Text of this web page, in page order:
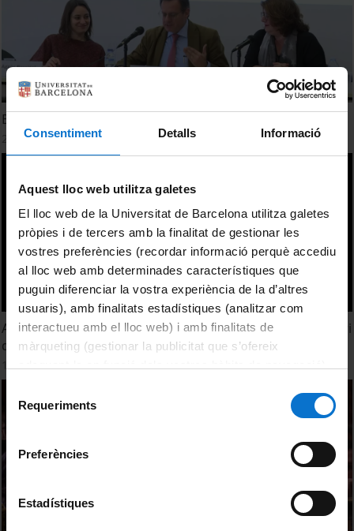
Consentiment Detalls Informació
Aquest lloc web utilitza galetes
El lloc web de la Universitat de Barcelona utilitza galetes
pròpies i de tercers amb la finalitat de gestionar les
vostres preferències (recordar informació perquè accediu
al lloc web amb determinades característiques que
puguin diferenciar la vostra experiència de la d’altres
usuaris), amb finalitats estadístiques (analitzar com
interactueu amb el lloc web) i amb finalitats de
màrqueting (gestionar la publicitat que s’ofereix
consultar laPolítica de galetes del lloc web de la
Requeriments
Preferències
Estadístiques
Benvinguda
21 Marzo, 2019
Acte d'homenatge al Dr. Miquel Siguan, en el seu centenari
del seu naixement (1918-2018)
15 Noviembre, 2018